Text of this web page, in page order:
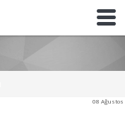
08 Ağustos